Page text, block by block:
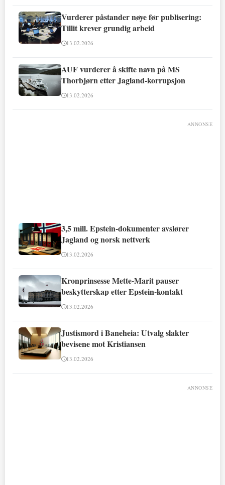
Vurderer påstander nøye før publisering:
Tillit krever grundig arbeid
13.02.2026
AUF vurderer å skifte navn på MS
Thorbjørn etter Jagland-korrupsjon
13.02.2026
ANNONSE
3,5 mill. Epstein-dokumenter avslører
Jagland og norsk nettverk
13.02.2026
Kronprinsesse Mette-Marit pauser
beskytterskap etter Epstein-kontakt
13.02.2026
Justismord i Baneheia: Utvalg slakter
bevisene mot Kristiansen
13.02.2026
ANNONSE